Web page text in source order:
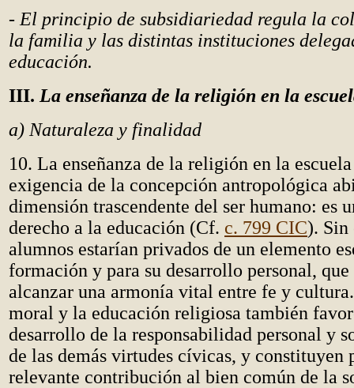
- El principio de subsidiariedad regula la
la familia y las distintas instituciones
educación.
III. La enseñanza de la religión en la
a) Naturaleza y finalidad
10. La enseñanza de la religión en la
exigencia de la concepción antropológica
dimensión trascendente del ser humano: es
derecho a la educación (Cf. c. 799 CIC). Sin
alumnos estarían privados de un elemento
formación y para su desarrollo personal, que
alcanzar una armonía vital entre fe y
moral y la educación religiosa también
desarrollo de la responsabilidad personal y
de las demás virtudes cívicas, y constituyen
relevante contribución al bien común de la